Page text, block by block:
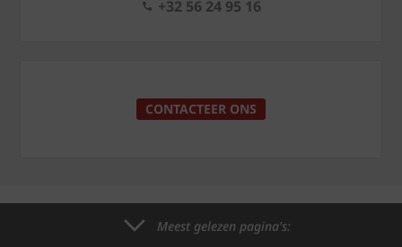
+32 56 24 95 16
CONTACTEER ONS
Meest gelezen pagina's: